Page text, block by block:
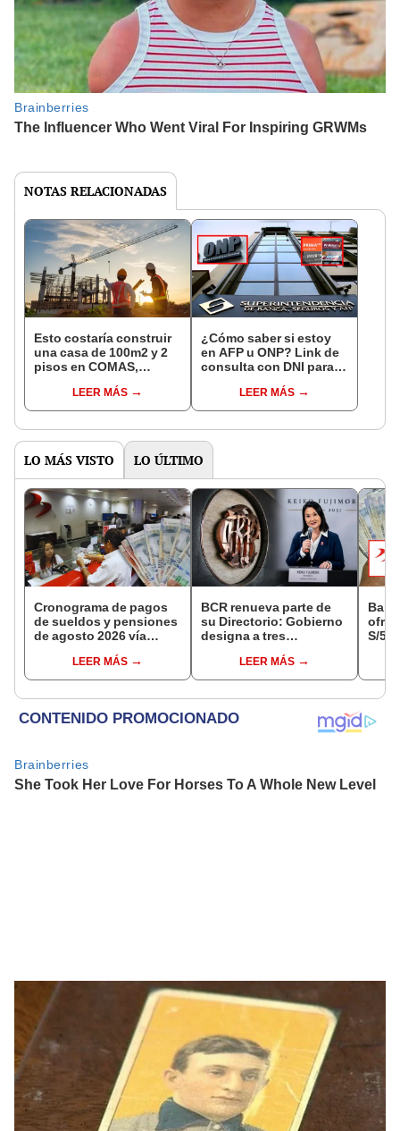
NOTAS RELACIONADAS
Esto costaría construir
una casa de 100m2 y 2
pisos en COMAS,
distritos de LIMA
NORTE
LEER MÁS
¿Cómo saber si estoy
en AFP u ONP? Link de
consulta con DNI para
pensiones estás
LEER MÁS
LO MÁS VISTO LO ÚLTIMO
Cronograma de pagos
de sueldos y pensiones
de agosto 2026 vía
conoce las fechas de
depósito
LEER MÁS
BCR renueva parte de
su Directorio: Gobierno
designa a tres
EjecutivoLEER MÁS
S/
para